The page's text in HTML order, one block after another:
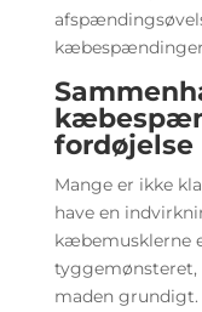
fordøjelse
Mange er ikke
have en
kæbemusklerne
maden